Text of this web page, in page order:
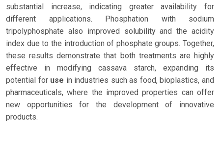
substantial increase, indicating greater availability for
different applications. Phosphation with sodium
tripolyphosphate also improved solubility and the acidity
index due to the introduction of phosphate groups. Together,
these results demonstrate that both treatments are highly
effective in modifying cassava starch, expanding its
potential for use in industries such as food, bioplastics, and
pharmaceuticals, where the improved properties can offer
new opportunities for the development of innovative
products.